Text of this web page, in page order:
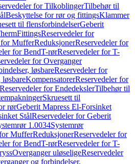
for TilkoblingerTilbehør til
Beskyttelse for rør og fittingsKlammer
til flensforbindelserGeberit
FittingsReservedeler for
for MufferReduksjonerReservedeler for
for BendT-rørReservedeler for T-
for Overganger
løsbareReservedeler for
løsbareKompensatorerReservedeler for
Reservedeler for EndedekslerTilbehør til
Skruesett til
rørGeberit Mapress El-Forsinket
StålReservedeler for Geberit
1.0034Systemrør
MufferReduksjonerReservedeler for
for BendT-rørReservedeler for T-
Overganger uløseligeReservedeler
og forbindelser,